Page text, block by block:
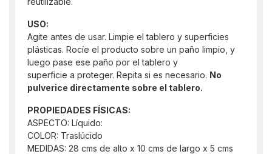
USO:
Agite antes de usar. Limpie el tablero y superficies
plásticas. Rocíe el producto sobre un paño limpio, y
luego pase ese paño por el tablero y
superficie a proteger. Repita si es necesario. No
pulverice directamente sobre el tablero.
PROPIEDADES FÍSICAS:
ASPECTO: Líquido:
COLOR: Traslúcido
MEDIDAS: 28 cms de alto x 10 cms de largo x 5 cms